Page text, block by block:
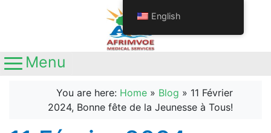
Call us
+237681345641
Location
Main Navigation
Menu
You are here: Home » Blog » 11 Février
2024, Bonne fête de la Jeunesse à Tous!
English